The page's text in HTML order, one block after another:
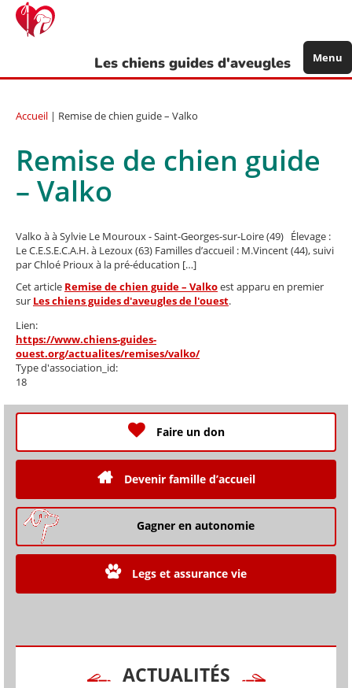
Aller
contenu
Les chiens guides d'aveugles Menu
Accueil | Remise de chien guide – Valko
Remise de chien guide
– Valko
Valko à à Sylvie Le Mouroux - Saint-Georges-sur-Loire (49) Élevage :
Le C.E.S.E.C.A.H. à Lezoux (63) Familles d’accueil : M.Vincent (44), suivi
par Chloé Prioux à la pré-éducation […]
Cet article Remise de chien guide – Valkoest apparu en premier
sur Les chiens guides d'aveugles de l'ouest.
Lien:
https://www.chiens-guides-
ouest.org/actualites/remises/valko/
Type d'association_id:
18
Faire un don
Devenir famille d’accueil
Gagner en autonomie
Legs et assurance vie
ACTUALITÉS